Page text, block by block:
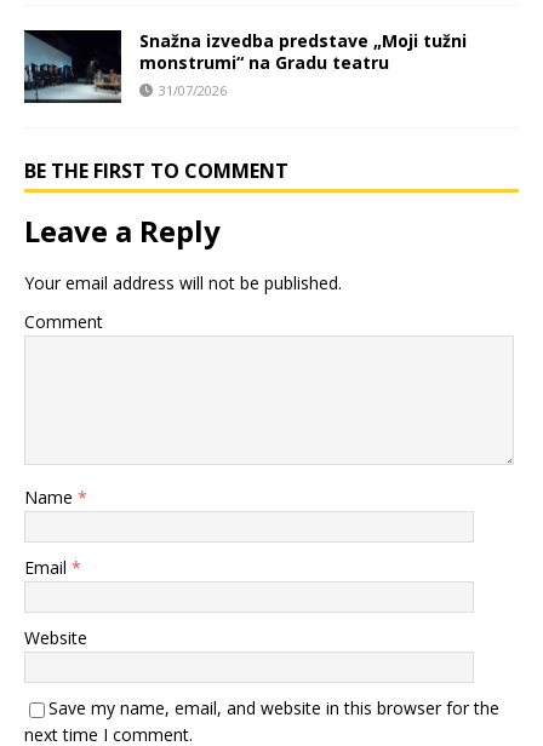
Snažna izvedba predstave „Moji tužni
monstrumi“ na Gradu teatru
31/07/2026
BE THE FIRST TO COMMENT
Leave a Reply
Your email address will not be published.
Comment
Name *
Email *
Website
Save my name, email, and website in this browser for the
next time I comment.